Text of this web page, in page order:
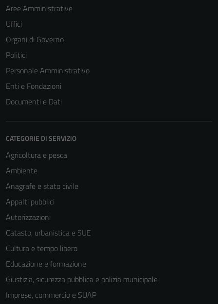
Aree Amministrative
Uffici
Organi di Governo
Politici
Personale Amministrativo
Enti e Fondazioni
Documenti e Dati
CATEGORIE DI SERVIZIO
Agricoltura e pesca
Ambiente
Anagrafe e stato civile
Appalti pubblici
Autorizzazioni
Catasto, urbanistica e SUE
Cultura e tempo libero
Educazione e formazione
Giustizia, sicurezza pubblica e polizia municipale
Imprese, commercio e SUAP